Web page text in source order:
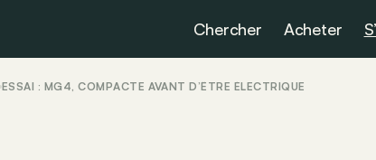
Chercher Acheter
ESSAI : MG4, COMPACTE AVANT D’ÊTRE ÉLECTRIQUE